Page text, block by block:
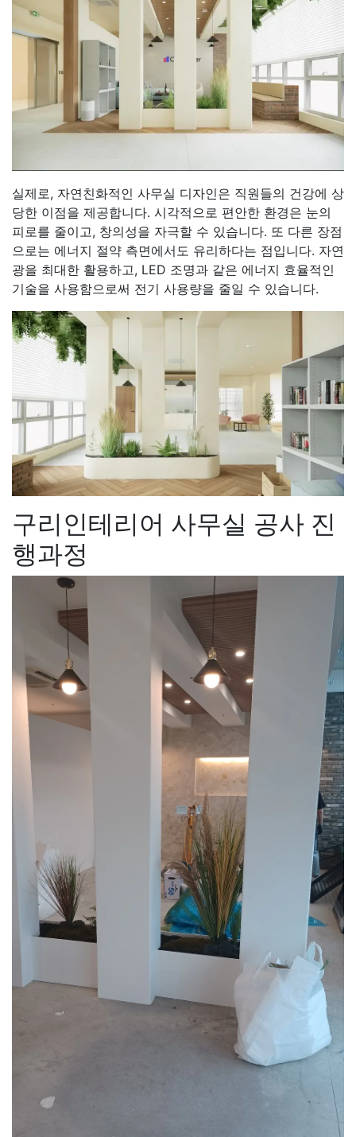
실제로, 자연친화적인 사무실 디자인은 직원들의 건강에 상
당한 이점을 제공합니다. 시각적으로 편안한 환경은 눈의
피로를 줄이고, 창의성을 자극할 수 있습니다. 또 다른 장점
으로는 에너지 절약 측면에서도 유리하다는 점입니다. 자연
광을 최대한 활용하고, LED 조명과 같은 에너지 효율적인
기술을 사용함으로써 전기 사용량을 줄일 수 있습니다.
구리인테리어 사무실 공사 진
행과정